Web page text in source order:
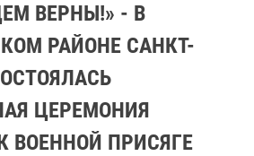
ВЕРНЫ!» - В
РАЙОНЕ САНКТ-
ЦЕРЕМОНИЯ
ВОЕННОЙ ПРИСЯГЕ